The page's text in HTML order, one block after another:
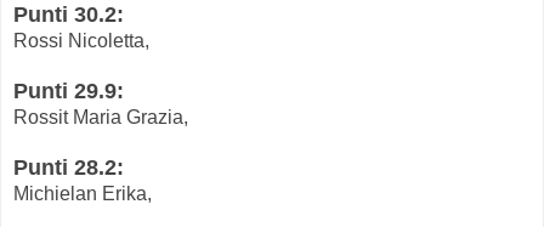
Punti 30.2:
Rossi Nicoletta,
Punti 29.9:
Rossit Maria Grazia,
Punti 28.2:
Michielan Erika,